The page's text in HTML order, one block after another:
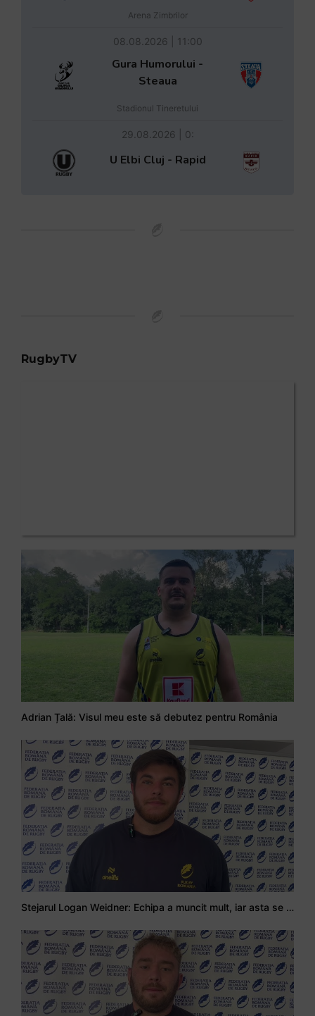
Arena Zimbrilor
08.08.2026 | 11:00
Gura Humorului -
Steaua
Stadionul Tineretului
29.08.2026 | 0:
U Elbi Cluj - Rapid
RugbyTV
Adrian Țală: Visul meu este să debutez pentru România
Stejarul Logan Weidner: Echipa a muncit mult, iar asta se va vedea în meciurile de la Nations Cup